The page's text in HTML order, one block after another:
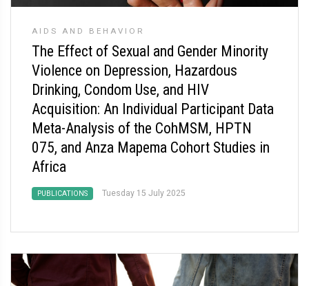
AIDS AND BEHAVIOR
The Effect of Sexual and Gender Minority
Violence on Depression, Hazardous
Drinking, Condom Use, and HIV
Acquisition: An Individual Participant Data
Meta-Analysis of the CohMSM, HPTN
075, and Anza Mapema Cohort Studies in
Africa
PUBLICATIONS Tuesday 15 July 2025